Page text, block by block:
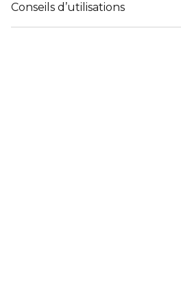
Conseils d’utilisations